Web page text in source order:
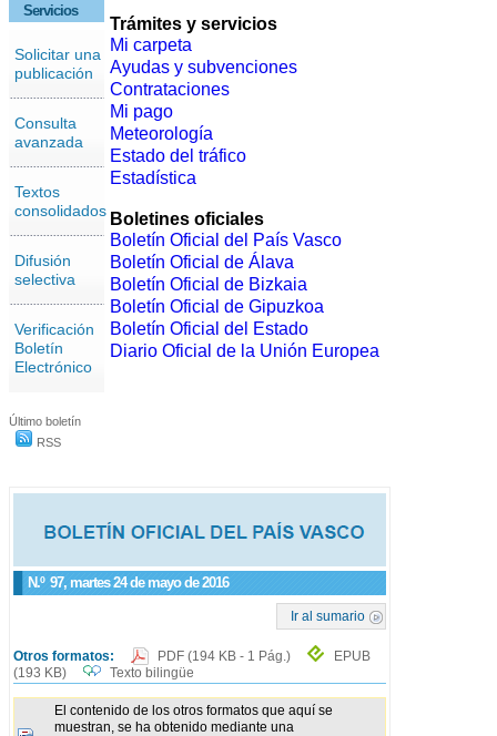
Servicios
Solicitar una
publicación
Consulta
avanzada
Textos
consolidados
Difusión
selectiva
Verificación
Boletín
Electrónico
Último boletín
RSS
N.º 97, martes 24 de mayo de 2016
Ir al sumario
Otros formatos: PDF (194 KB - 1 Pág.)
EPUB
(193 KB)
Texto bilingüe
El contenido de los otros formatos que aquí se
muestran, se ha obtenido mediante una
Trámites y servicios
Mi carpeta
Ayudas y subvenciones
Contrataciones
Mi pago
Meteorología
Estado del tráfico
Estadística
Boletines oficiales
Boletín Oficial del País Vasco
Boletín Oficial de Álava
Boletín Oficial de Bizkaia
Boletín Oficial de Gipuzkoa
Boletín Oficial del Estado
Diario Oficial de la Unión Europea